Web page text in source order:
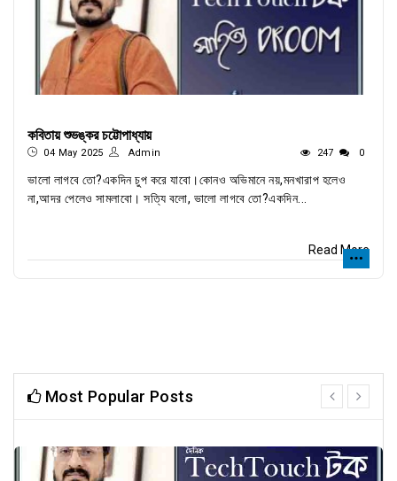
কবিতায় শুভঙ্কর চট্টোপাধ্যায়
04 May 2025 Admin 247 0
ভালো লাগবে তো?একদিন চুপ করে যাবো।কোনও অভিমানে নয়,মনখারাপ হলেও
না,আদর পেলেও সামলাবো। সত্যি বলো, ভালো লাগবে তো?একদিন...
Read More
Most Popular Posts
prev